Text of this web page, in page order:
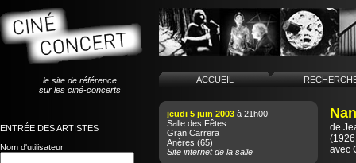
le site de référence
sur les ciné-concerts
ENTRÉE DES ARTISTES
Nom d'utilisateur
ACCUEIL
jeudi 5 juin 2003 à 21h00
Salle des Fêtes
Gran Carrera
Anères (65)
Site internet de la salle
de
avec